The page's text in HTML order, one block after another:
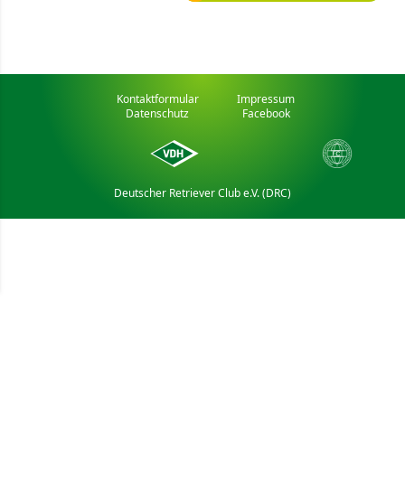
Deutscher Retriever Club e.V. (DRC)
Kontaktformular
Impressum
Datenschutz
Facebook